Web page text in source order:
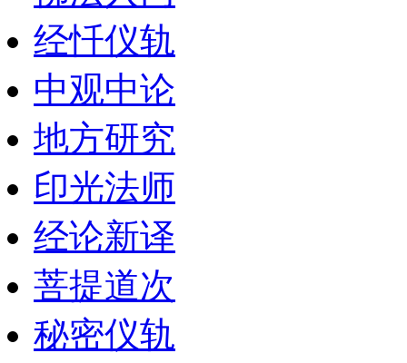
经忏仪轨
中观中论
地方研究
印光法师
经论新译
菩提道次
秘密仪轨